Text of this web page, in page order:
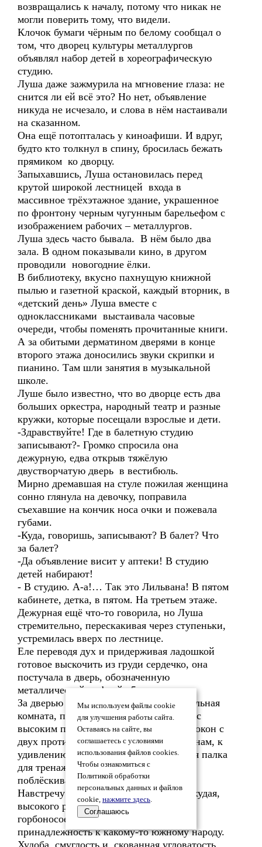
возвращались к началу, потому что никак не
могли поверить тому, что видели.
Клочок бумаги чёрным по белому сообщал о
том, что дворец культуры металлургов
объявлял набор детей в хореографическую
студию.
Луша даже зажмурила на мгновение глаза: не
снится ли ей всё это? Но нет, объявление
никуда не исчезало, и слова в нём настаивали
на сказанном.
Она ещё потопталась у киноафиши. И вдруг,
будто кто толкнул в спину, бросилась бежать
прямиком ко дворцу.
Запыхавшись, Луша остановилась перед
крутой широкой лестницей входа в
массивное трёхэтажное здание, украшенное
по фронтону черным чугунным барельефом с
изображением рабочих – металлургов.
Луша здесь часто бывала. В нём было два
зала. В одном показывали кино, в другом
проводили новогодние ёлки.
В библиотеку, вкусно пахнущую книжной
пылью и газетной краской, каждый вторник, в
«детский день» Луша вместе с
одноклассниками выстаивала часовые
очереди, чтобы поменять прочитанные книги.
А за обитыми дерматином дверями в конце
второго этажа доносились звуки скрипки и
пианино. Там шли занятия в музыкальной
школе.
Луше было известно, что во дворце есть два
больших оркестра, народный театр и разные
кружки, которые посещали взрослые и дети.
-Здравствуйте! Где в балетную студию
записывают?- Громко спросила она
дежурную, едва открыв тяжёлую
двустворчатую дверь в вестибюль.
Мирно дремавшая на стуле пожилая женщина
сонно глянула на девочку, поправила
съехавшие на кончик носа очки и пожевала
губами.
-Куда, говоришь, записывают? В балет? Что
за балет?
-Да объявление висит у аптеки! В студию
детей набирают!
- В студию. А-а!… Так это Лильвана! В пятом
кабинете, детка, в пятом. На третьем этаже.
Дежурная ещё что-то говорила, но Луша
стремительно, перескакивая через ступеньки,
устремилась вверх по лестнице.
Еле переводя дух и придерживая ладошкой
готовое выскочить из груди сердечко, она
постучала в дверь, обозначенную
металлической цифрой «5».
За дверью оказалась большая прямоугольная
комната, почти зал средней величины, с
высоким потолком, освещённая рядом окон с
двух противоположных сторон. По стенам, к
удивлению Луши, уже тянулась круглая палка
для тренажа, и в дальнем углу чернело,
поблёскивая, пианино.
Навстречу поднялась женщина: очень худая,
высокого роста. У неё было тёмное
горбоносое лицо, выдававшее
принадлежность к какому-то южному народу.
Худоба, смуглость и скованная угловатость
Мы используем файлы cookie
для улучшения работы сайта.
Оставаясь на сайте, вы
соглашаетесь с условиями
использования файлов cookies.
Чтобы ознакомиться с
Политикой обработки
персональных данных и файлов
cookie, нажмите здесь.
Соглашаюсь